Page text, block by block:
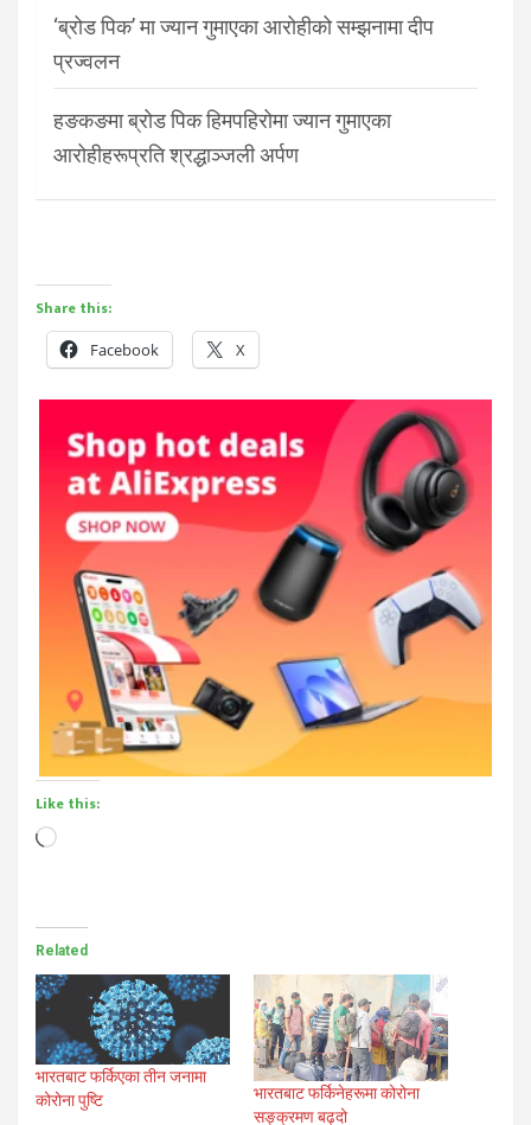
‘ब्रोड पिक’ मा ज्यान गुमाएका आरोहीको सम्झनामा दीप
प्रज्वलन
हङकङमा ब्रोड पिक हिमपहिरोमा ज्यान गुमाएका
आरोहीहरूप्रति श्रद्धाञ्जली अर्पण
Share this:
Facebook X
Like this:
Loading…
Related
भारतबाट फर्किएका तीन जनामा
कोरोना पुष्टि
भारतबाट फर्किनेहरूमा कोरोना
सङ्क्रमण बढ्दो